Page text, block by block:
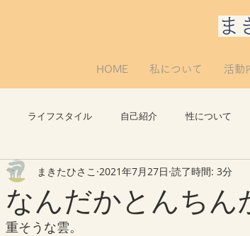
ま
HOME 私について 活動
ライフスタイル 自己紹介 性について
おっぱいについて 思い出 講義について
なんだかとんちん
まきたひさこ 2021年7月27日 読了時間: 3分
重そうな雲。